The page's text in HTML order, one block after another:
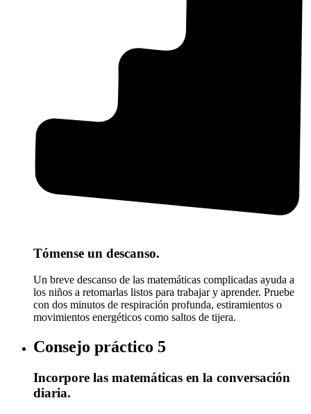
Tómense un descanso.
Un breve descanso de las matemáticas complicadas ayuda a
los niños a retomarlas listos para trabajar y aprender. Pruebe
con dos minutos de respiración profunda, estiramientos o
movimientos energéticos como saltos de tijera.
Consejo práctico 5
Incorpore las matemáticas en la conversación
diaria.